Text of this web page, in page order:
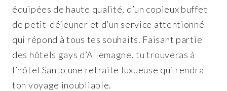
équipées de haute qualité, d’un copieux buffet
de petit-déjeuner et d’un service attentionné
qui répond à tous tes souhaits. Faisant partie
des hôtels gays d’Allemagne, tu trouveras à
l’hôtel Santo une retraite luxueuse qui rendra
ton voyage inoubliable.